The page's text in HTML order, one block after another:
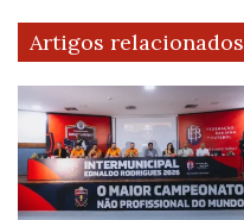
Artigos relacionados